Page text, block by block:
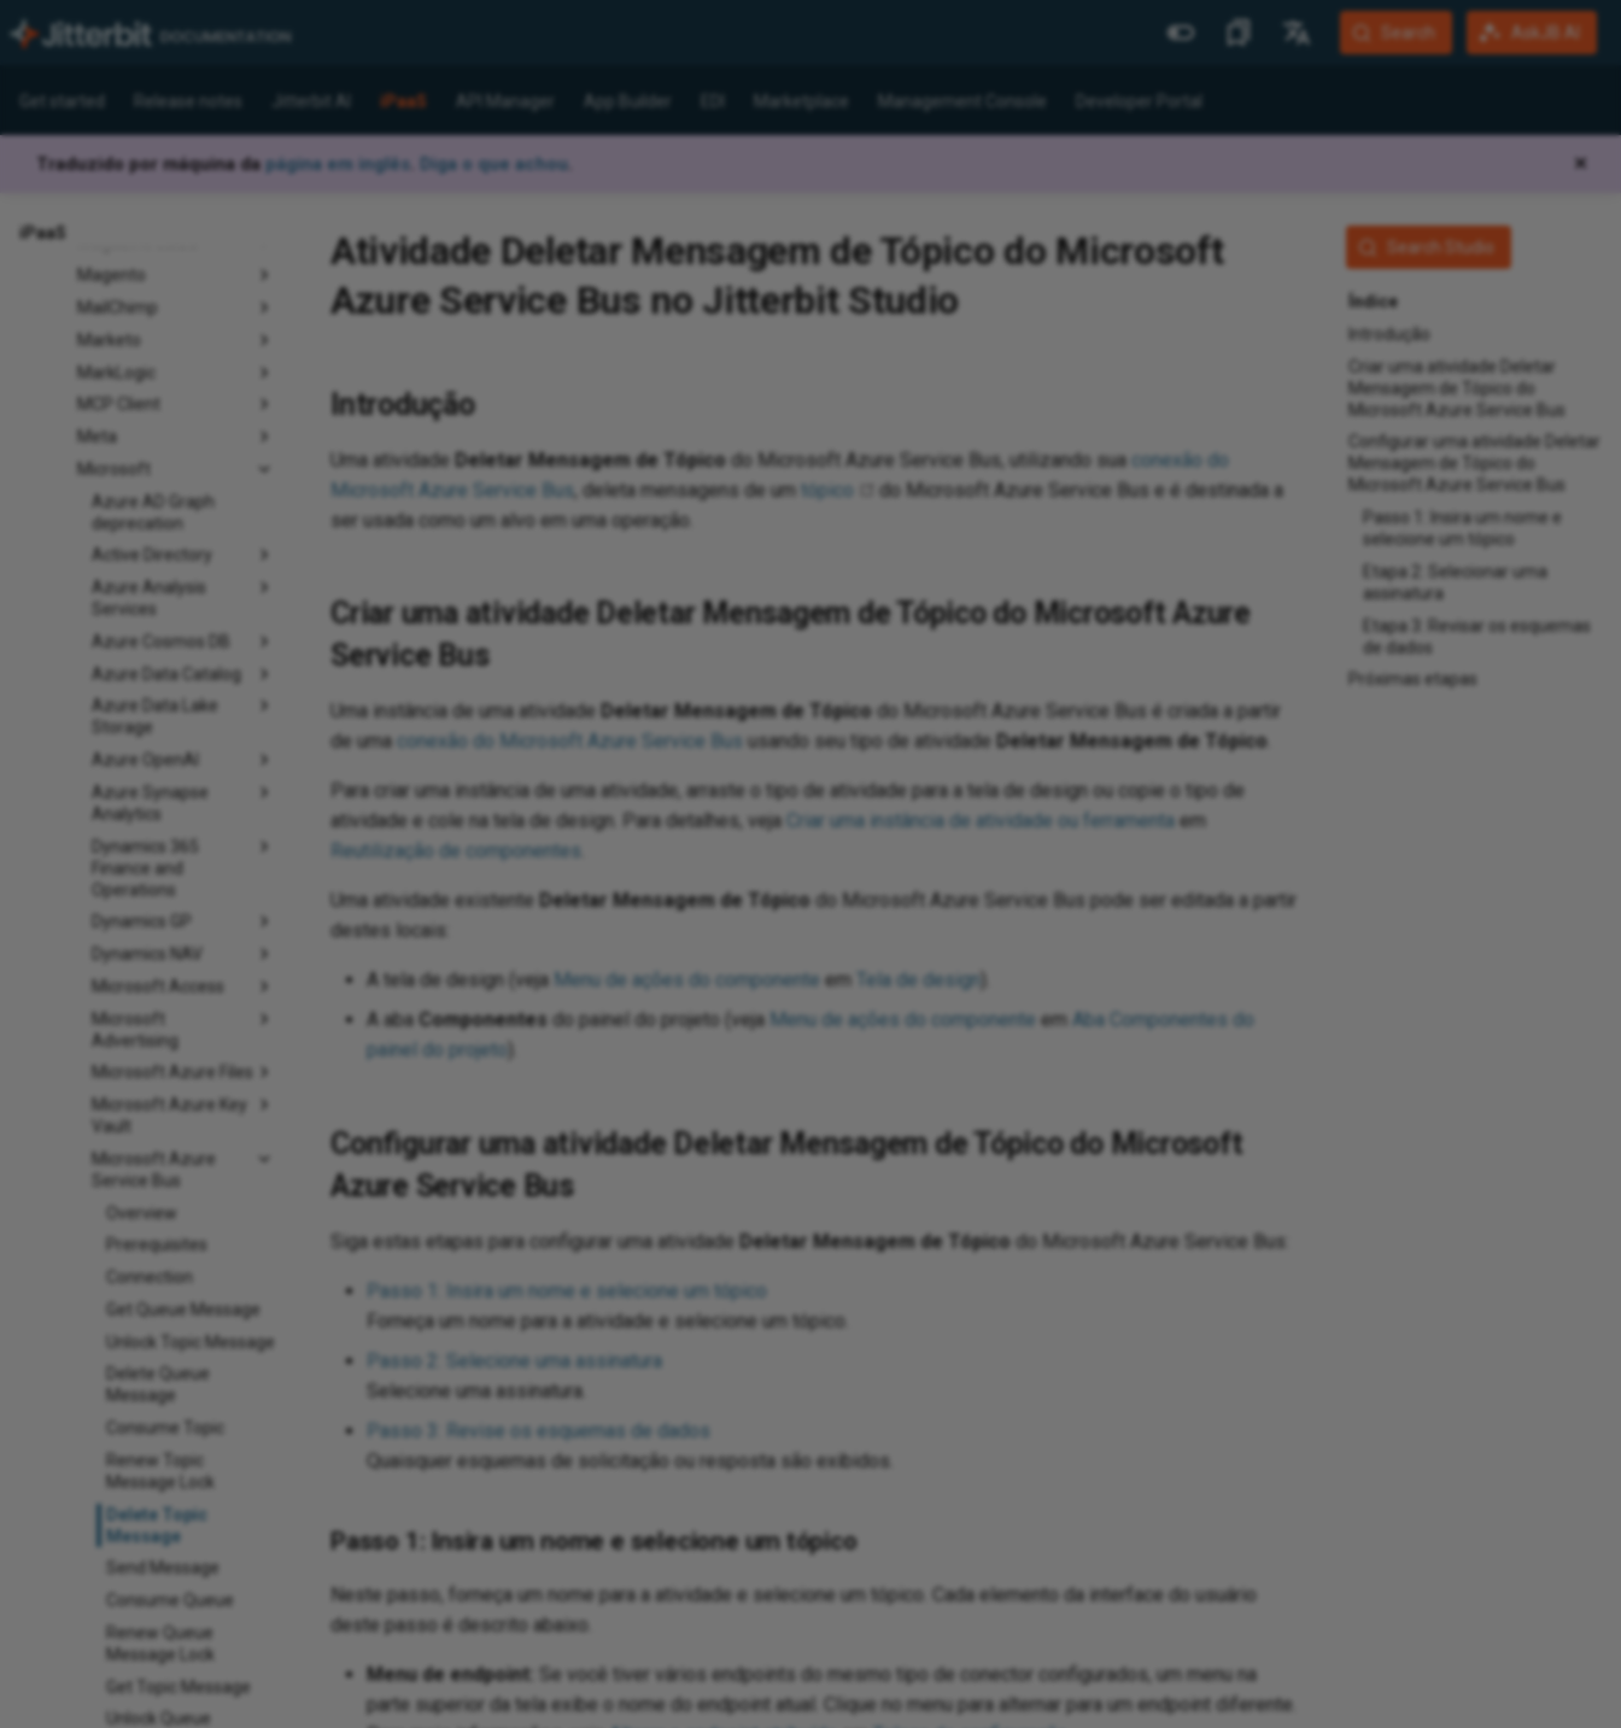
Mais Sites
Jitterbit Website
Developer Portal
Harmony Login
English
Español
Deutsch
Search AskJB AI
Get started Release notes Jitterbit AI iPaaS API Manager App Builder Marketplace Management Console Developer Portal
Traduzido por máquina da página em inglês Diga o que achou ✕
iPaaS
Intelipost
Kintone
Magento
MailChimp
Marketo
MarkLogic
MCP Client
Meta
Microsoft
Azure AD Graph
deprecation
Active Directory
Azure Analysis
Services
Azure Cosmos DB
Azure Data Catalog
Azure Data Lake
Storage
Azure OpenAI
Azure Synapse
Analytics
Dynamics 365
Finance and
Operations
Dynamics GP
Dynamics NAV
Microsoft Access
Microsoft
Advertising
Microsoft Azure Files
Microsoft Azure Key
Vault
Microsoft Azure
Service Bus
Overview
Prerequisites
Connection
Get Queue Message
Unlock Topic Message
Delete Queue
Message
Consume Topic
Renew Topic
Message Lock
Delete Topic
Message
Send Message
Consume Queue
Renew Queue
Message Lock
Get Topic Message
Unlock Queue
Search Studio
Índice
Introdução
Criar uma atividade Deletar
Mensagem de Tópico do
Microsoft Azure Service Bus
Configurar uma atividade Deletar
Mensagem de Tópico do
Microsoft Azure Service Bus
Passo 1: Insira um nome e
selecione um tópico
Etapa 2: Selecionar uma
assinatura
Etapa 3: Revisar os esquemas
de dados
Próximas etapas
Atividade Deletar Mensagem de Tópico do Microsoft
Azure Service Bus no Jitterbit Studio
Introdução
Uma atividade Deletar Mensagem de Tópico do Microsoft Azure Service Bus, utilizando sua conexão do
Microsoft Azure Service Bus , deleta mensagens de um tópico
do Microsoft Azure Service Bus e é destinada a
ser usada como um alvo em uma operação.
Criar uma atividade Deletar Mensagem de Tópico do Microsoft Azure
Service Bus
Uma instância de uma atividade Deletar Mensagem de Tópico do Microsoft Azure Service Bus é criada a partir
de uma conexão do Microsoft Azure Service Bus usando seu tipo de atividade Deletar Mensagem de Tópico
Para criar uma instância de uma atividade, arraste o tipo de atividade para a tela de design ou copie o tipo de
atividade e cole na tela de design. Para detalhes, veja
Criar uma instância de atividade ou ferramenta em
Reutilização de componentes
Uma atividade existente Deletar Mensagem de Tópico do Microsoft Azure Service Bus pode ser editada a partir
destes locais:
A tela de design (veja Menu de ações do componente em Tela de design
A aba Componentes do painel do projeto (veja Menu de ações do componente em Aba Componentes do
painel do projeto
Configurar uma atividade Deletar Mensagem de Tópico do Microsoft
Azure Service Bus
Siga estas etapas para configurar uma atividade Deletar Mensagem de Tópico do Microsoft Azure Service Bus:
Passo 1: Insira um nome e selecione um tópico
Forneça um nome para a atividade e selecione um tópico.
Passo 2: Selecione uma assinatura
Selecione uma assinatura.
Passo 3: Revise os esquemas de dados
Quaisquer esquemas de solicitação ou resposta são exibidos.
Passo 1: Insira um nome e selecione um tópico
Neste passo, forneça um nome para a atividade e selecione um tópico. Cada elemento da interface do usuário
deste passo é descrito abaixo.
Menu de endpoint:
Se você tiver vários endpoints do mesmo tipo de conector configurados, um menu na
parte superior da tela exibe o nome do endpoint atual. Clique no menu para alternar para um endpoint diferente.